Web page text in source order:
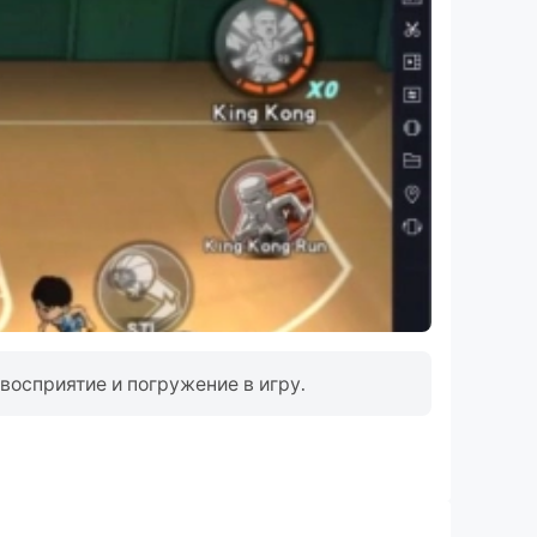
которые вы находите. Не стесняйтесь
адрес support@fingersoft.com.
и погружение в игру.